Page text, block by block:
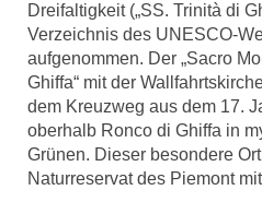
Dreifaltigkeit („SS. Trinità di
Verzeichnis des UNESCO-
aufgenommen. Der „Sacro
Ghiffa“ mit der
dem Kreuzweg aus dem 17.
oberhalb Ronco di Ghiffa in
Grünen. Dieser besondere
Naturreservat des Piemont